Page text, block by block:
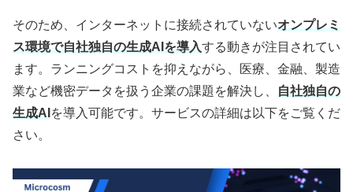
そのため、インターネットに接続されていないオンプレミ
ス環境で自社独自の生成AIを導入する動きが注目されてい
ます。ランニングコストを抑えながら、医療、金融、製造
業など機密データを扱う企業の課題を解決し、
自社独自の
生成AI を導入可能です。サービスの詳細は以下をご覧くだ
さい。